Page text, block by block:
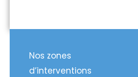
Nos zones
d’interventions